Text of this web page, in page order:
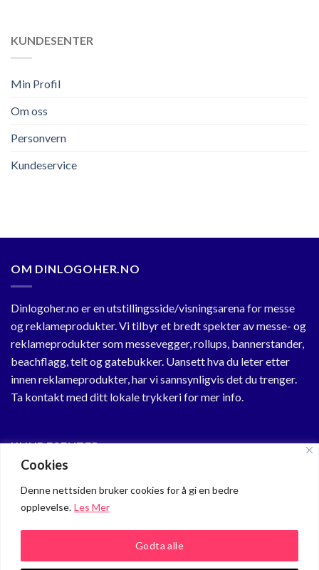
Cookies
Denne nettsiden bruker cookies for å gi en bedre
opplevelse. Les Mer
Godta alle
KUNDESENTER
Min Profil
Om oss
Personvern
Kundeservice
OM DINLOGOHER.NO
Dinlogoher.no er en utstillingsside/visningsarena for messe
og reklameprodukter. Vi tilbyr et bredt spekter av messe- og
reklameprodukter som messevegger, rollups, bannerstander,
beachflagg, telt og gatebukker. Uansett hva du leter etter
innen reklameprodukter, har vi sannsynligvis det du trenger.
Ta kontakt med ditt lokale trykkeri for mer info.
KUNDESENTER
Min Profil
Om oss